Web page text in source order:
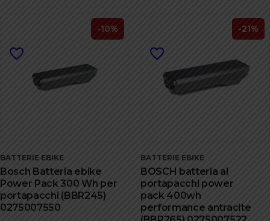
-10%
BATTERIE EBIKE
Bosch Batteria ebike
Power Pack 300 Wh per
portapacchi (BBR245)
0275007550
-21%
BATTERIE EBIKE
BOSCH batteria al
portapacchi power
pack 400wh
performance antracite